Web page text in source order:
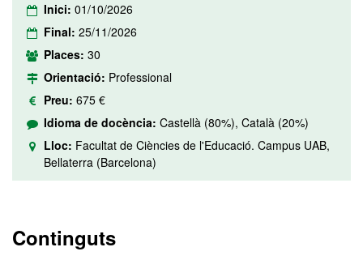
Inici: 01/10/2026
Final: 25/11/2026
Places: 30
Orientació: Professional
Preu: 675 €
Idioma de docència: Castellà (80%), Català (20%)
Lloc: Facultat de Ciències de l'Educació. Campus UAB,
Bellaterra (Barcelona)
Continguts